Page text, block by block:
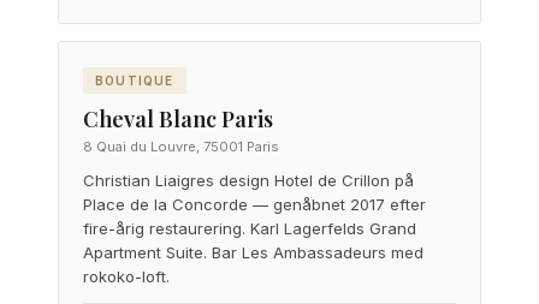
BOUTIQUE
Cheval Blanc Paris
8 Quai du Louvre, 75001 Paris
Christian Liaigres design Hotel de Crillon på
Place de la Concorde — genåbnet 2017 efter
fire-årig restaurering. Karl Lagerfelds Grand
Apartment Suite. Bar Les Ambassadeurs med
rokoko-loft.